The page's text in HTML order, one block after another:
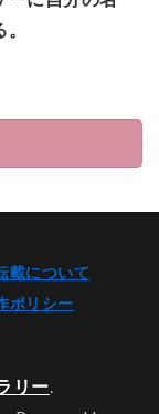
載について
ポリシー
リー.